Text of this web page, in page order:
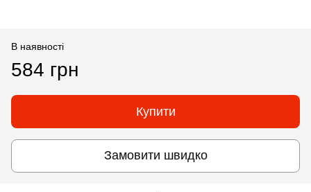
В наявності
584 грн
Купити
Замовити швидко